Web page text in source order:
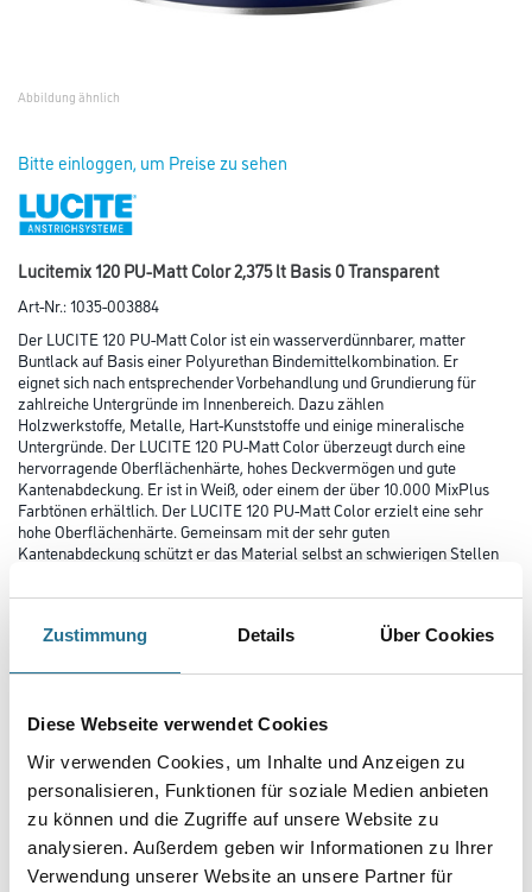
Zustimmung Details Über Cookies
Diese Webseite verwendet Cookies
Wir verwenden Cookies, um Inhalte und Anzeigen zu
personalisieren, Funktionen für soziale Medien anbieten
zu können und die Zugriffe auf unsere Website zu
analysieren. Außerdem geben wir Informationen zu Ihrer
Verwendung unserer Website an unsere Partner für
Abbildung ähnlich
Bitte einloggen, um Preise zu sehen
Lucitemix 120 PU-Matt Color 2,375 lt Basis 0 Transparent
Art-Nr.:1035-003884
Der LUCITE 120 PU-Matt Color ist ein wasserverdünnbarer, matter
Buntlack auf Basis einer Polyurethan Bindemittelkombination. Er
eignet sich nach entsprechender Vorbehandlung und Grundierung für
zahlreiche Untergründe im Innenbereich. Dazu zählen
Holzwerkstoffe, Metalle, Hart-Kunststoffe und einige mineralische
Untergründe. Der LUCITE 120 PU-Matt Color überzeugt durch eine
hervorragende Oberflächenhärte, hohes Deckvermögen und gute
Kantenabdeckung. Er ist in Weiß, oder einem der über 10.000 MixPlus
Farbtönen erhältlich. Der LUCITE 120 PU-Matt Color erzielt eine sehr
hohe Oberflächenhärte. Gemeinsam mit der sehr guten
Kantenabdeckung schützt er das Material selbst an schwierigen Stellen
handschweißresistent. Er ist weiß-, farb- und glanzstabil. So bleibt die
120 PU-Matt Color ist nach DIN EN 71, Teil 3 für Spielzeug geeignet.
Chromat-frei. Das bereitet Kinder Freude.
Farbtonbezeichnung
Glanzgrad